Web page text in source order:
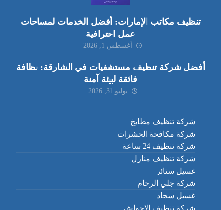
تنظيف مكاتب الإمارات: أفضل الخدمات لمساحات
عمل احترافية
أغسطس 1, 2026
أفضل شركة تنظيف مستشفيات في الشارقة: نظافة
فائقة لبيئة آمنة
يوليو 31, 2026
شركة تنظيف مطابخ
شركة مكافحة الحشرات
شركة تنظيف 24 ساعة
شركة تنظيف منازل
غسيل ستائر
شركة جلي الرخام
غسيل سجاد
شركة تنظيف الاحواش